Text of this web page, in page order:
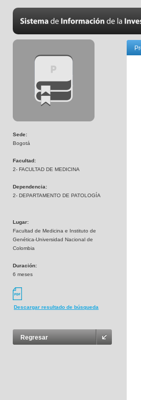
Sede:
Bogotá
Facultad:
2- FACULTAD DE MEDICINA
Dependencia:
2- DEPARTAMENTO DE PATOLOGÍA
Lugar:
Facultad de Medicina e Instituto de
Genética-Universidad Nacional de
Colombia
Duración:
6 meses
Descargar resultado de búsqueda
Regresar